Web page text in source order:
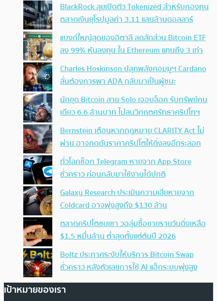
BlackRock ลุยเปิดตัว Tokenized สำหรับกองทุน
ตลาดเงินยุโรปมูลค่า 3.11 แสนล้านดอลลาร์
แบงก์ใหญ่สุดของอิตาลี ลดสัดส่วน Bitcoin ETF
ลง 99% หันลงทุน ใน Ethereum แทนถึง 3 เท่า
Charles Hoskinson ปลุกพลังคอมมูฯ Cardano
ลั่นต้องการพา ADA กลับมาเป็นผู้ชนะ
นักขุด Bitcoin สาย Solo เจอบล็อก รับทรัพย์คน
เดียว 6.6 ล้านบาท ไม่สนวิกฤตศรัทธาคริปโทฯ
Bernstein เตือนหากกฎหมาย CLARITY Act ไม่
ผ่าน อาจกดดันราคาคริปโตให้ดิ่งลงอีกระลอก
ทั่วโลกช็อก Telegram หายจาก App Store
ชั่วคราว ก่อนกลับมาใช้งานได้ปกติ
Galaxy Research ประเมินความเสียหายจาก
Coldcard อาจพุ่งสูงถึง $130 ล้าน
ตลาดคริปโตซบเซา วอลุ่มซื้อขายรายวันดิ่งเหลือ
$1.5 หมื่นล้าน ต่ำสุดตั้งแต่ต้นปี 2026
Boltz ประกาศระงับให้บริการ Bitcoin Swap
ชั่วคราว หลังตัวเลขการใช้ AI แฮ็กระบบพุ่งสูง
เป้าหมายของเรา